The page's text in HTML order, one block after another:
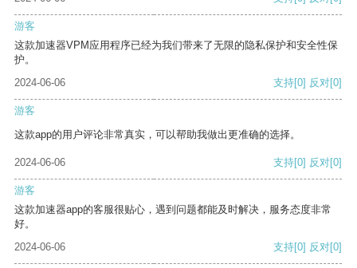
游客
这款加速器VPM应用程序已经为我们带来了无限的隐私保护和安全性保
护。
2024-06-06
支持[0] 反对[0]
游客
这款app的用户评论非常真实，可以帮助我做出更准确的选择。
2024-06-06 支持[0] 反对[0]
游客
这款加速器app的客服很贴心，遇到问题都能及时解决，服务态度非常
好。
2024-06-06
支持[0] 反对[0]